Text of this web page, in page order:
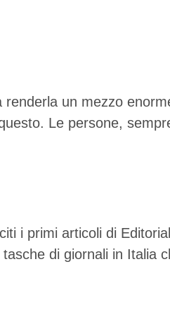
un mezzo
Le persone,
i primi articoli di
di giornali in Italia